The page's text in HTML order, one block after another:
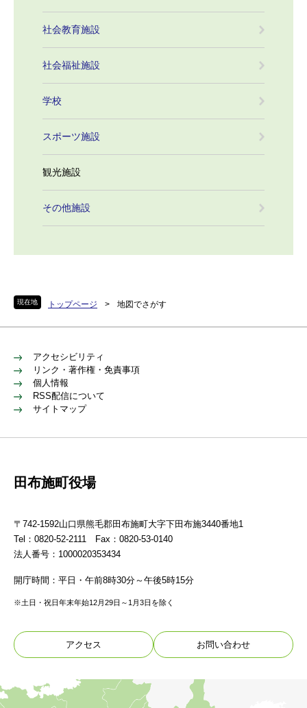
現在地 トップページ > 地図でさがす
社会教育施設
社会福祉施設
学校
スポーツ施設
観光施設
その他施設
アクセシビリティ
リンク・著作権・免責事項
個人情報
RSS配信について
サイトマップ
田布施町役場
〒742-1592山口県熊毛郡田布施町大字下田布施3440番地1
Tel：0820-52-2111 Fax：0820-53-0140
法人番号：1000020353434
開庁時間：平日・午前8時30分～午後5時15分
※土日・祝日年末年始12月29日～1月3日を除く
アクセス お問い合わせ